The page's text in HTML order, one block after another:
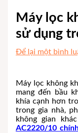
Máy lọc
sử dụng
Để lại một bình
Máy lọc không
mang đến bầu
khía cạnh hơn
trong gia nhà,
không gian
AC2220/10